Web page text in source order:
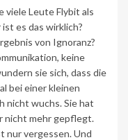
viele Leute Flybit als
es das wirklich?
von Ignoranz?
keine
sie sich, dass die
bei einer kleinen
nicht wuchs. Sie hat
nicht mehr gepflegt.
nur vergessen. Und